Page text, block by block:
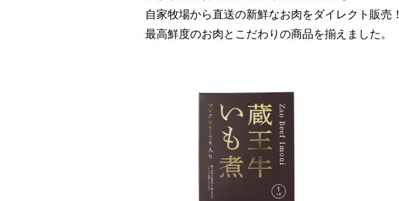
自家牧場から直送の新鮮なお肉をダイレクト販売！
最高鮮度のお肉とこだわりの商品を揃えました。